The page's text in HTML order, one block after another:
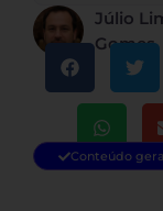
Júlio
Gomes
Conteúdo